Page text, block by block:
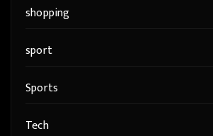
shopping
sport
Sports
Tech